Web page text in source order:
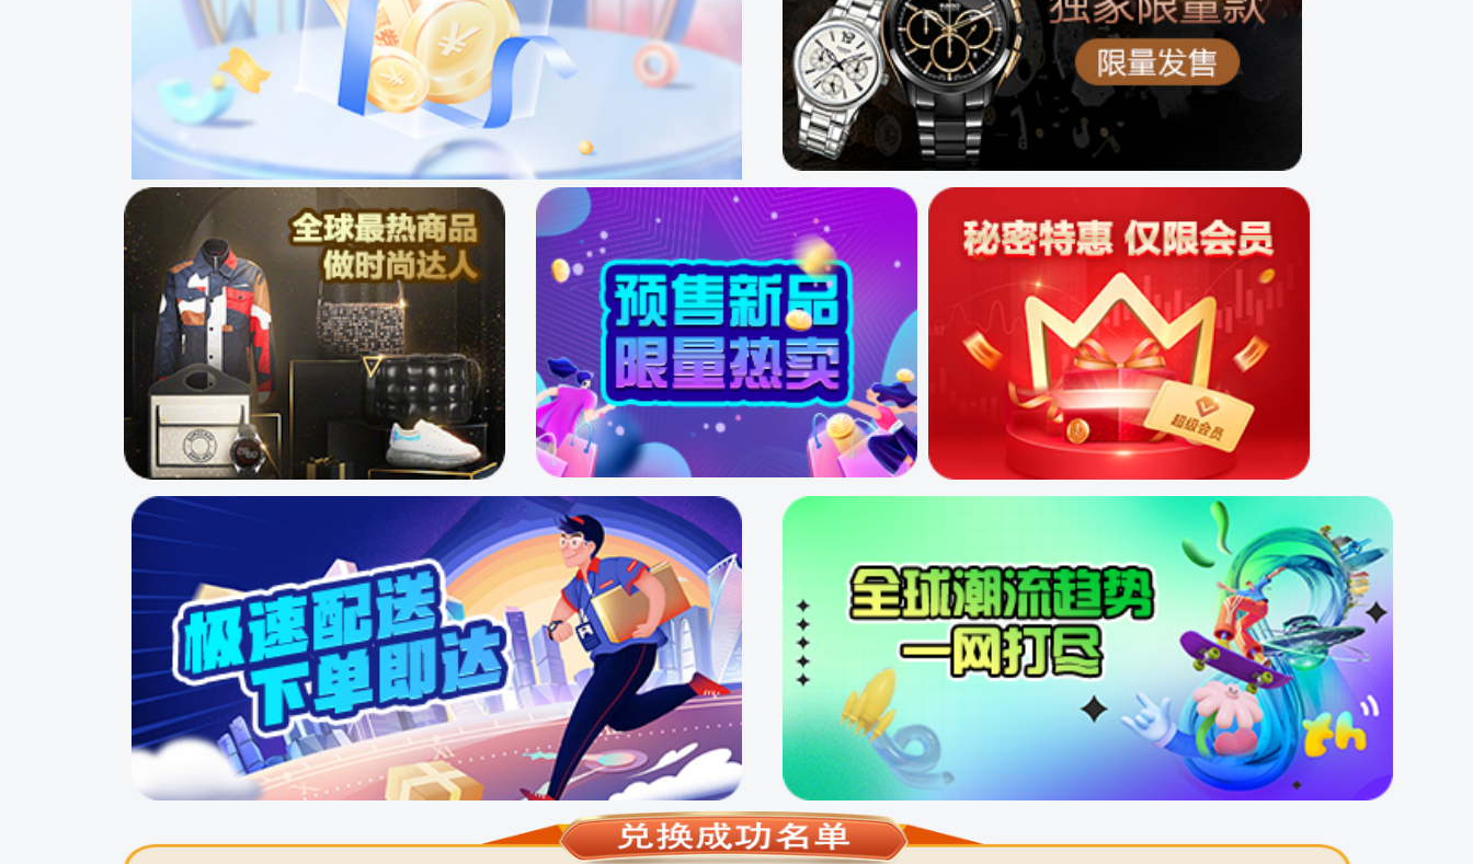
恭喜： 5094 **** 兑换 赫莎宫廷法式家具 成功 恭喜： 8074 **** 庭院沙发
成功
恭喜：
4084 ****兑换 等离子电视 成功 9731 ****
成功
恭喜：4984 ****兑换 东芝微波炉 成功 恭喜： 6163 ****
成功
恭喜：8898 ****兑换 Happy Sport 5 成功 恭喜：1727 **** 兑换
恭喜：8961 **** 兑换 500元 筹码 成功 恭喜： 8175 **** 兑换
恭喜：
4459 ****兑换 天使嫩模 成功 恭喜： 2530 **** 兑换
恭喜：
6110 **** 兑换 免费包机 成功 恭喜： 8053 ****
庭院沙发 成功 恭喜：3013 ****
ROLEX-潜航者 成功 恭喜：5040 ****兑换
恭喜：3466 ****兑换 飞天茅台500ml 成功 恭喜：6283 ****兑换 等离子电视
成功